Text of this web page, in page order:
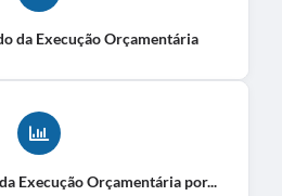
da Execução Orçamentária
Execução Orçamentária por...